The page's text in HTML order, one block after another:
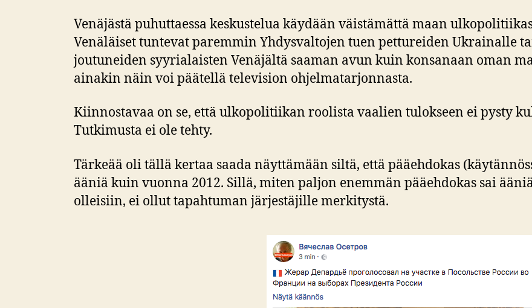
Venäjästä puhuttaessa keskustelua käydään väistämättä maan
Venäläiset tuntevat paremmin Yhdysvaltojen tuen pettureiden Ukrainalle
joutuneiden syyrialaisten Venäjältä saaman avun kuin konsanaan oman
ainakin näin voi päätellä television ohjelmatarjonnasta.
Kiinnostavaa on se, että ulkopolitiikan roolista vaalien tulokseen ei pysty
Tutkimusta ei ole tehty.
Tärkeää oli tällä kertaa saada näyttämään siltä, että pääehdokas
ääniä kuin vuonna 2012. Sillä, miten paljon enemmän pääehdokas sai
olleisiin, ei ollut tapahtuman järjestäjille merkitystä.